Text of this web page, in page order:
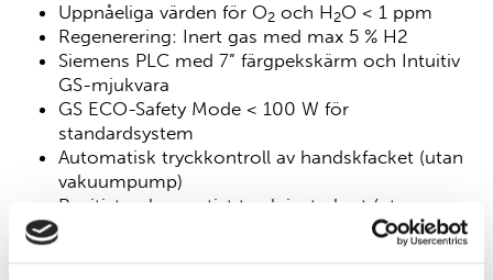
Uppnåeliga värden för O2 och H2O < 1 ppm
Regenerering: Inert gas med max 5 % H2
Siemens PLC med 7” färgpekskärm och Intuitiv
GS-mjukvara
GS ECO-Safety Mode < 100 W för
standardsystem
Automatisk tryckkontroll av handskfacket (utan
vakuumpump)
Positivt och negativt tryck justerbart (utan